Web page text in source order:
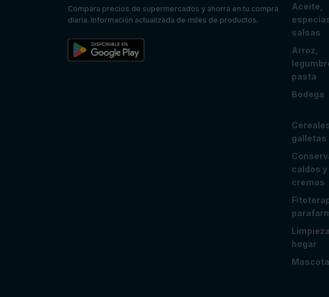
Compara precios de supermercados y ahorra en tu compra
diaria. Información actualizada de miles de productos.
Aceite,
salsas
Arroz,
pasta
Bodega
galletas
caldos y
cremas
hogar